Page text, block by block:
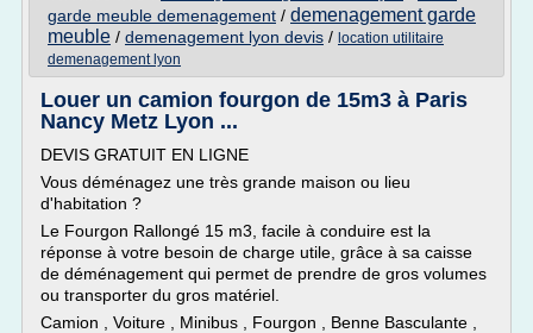
garde meuble demenagement / demenagement garde
meuble / demenagement lyon devis / location utilitaire
demenagement lyon
Louer un camion fourgon de 15m3 à Paris
Nancy Metz Lyon ...
DEVIS GRATUIT EN LIGNE
Vous déménagez une très grande maison ou lieu
d'habitation ?
Le Fourgon Rallongé 15 m3, facile à conduire est la
réponse à votre besoin de charge utile, grâce à sa caisse
de déménagement qui permet de prendre de gros volumes
ou transporter du gros matériel.
Camion , Voiture , Minibus , Fourgon , Benne Basculante ,